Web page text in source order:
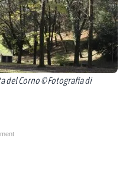
del Corno © Fotografia di